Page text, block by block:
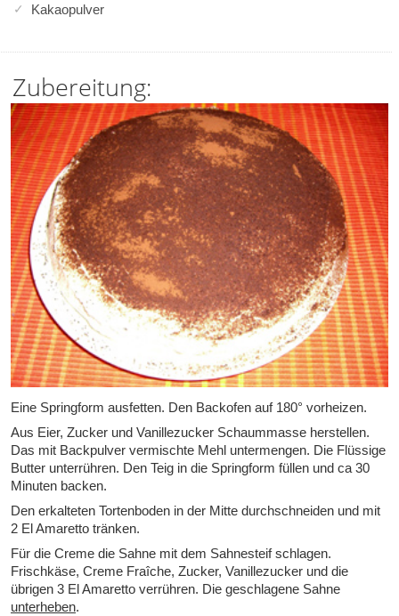
Kakaopulver
Zubereitung:
Eine Springform ausfetten. Den Backofen auf 180° vorheizen.
Aus Eier, Zucker und Vanillezucker Schaummasse herstellen.
Das mit Backpulver vermischte Mehl untermengen. Die Flüssige
Butter unterrühren. Den Teig in die Springform füllen und ca 30
Minuten backen.
Den erkalteten Tortenboden in der Mitte durchschneiden und mit
2 El Amaretto tränken.
Für die Creme die Sahne mit dem Sahnesteif schlagen.
Frischkäse, Creme Fraîche, Zucker, Vanillezucker und die
übrigen 3 El Amaretto verrühren. Die geschlagene Sahne
unterheben.